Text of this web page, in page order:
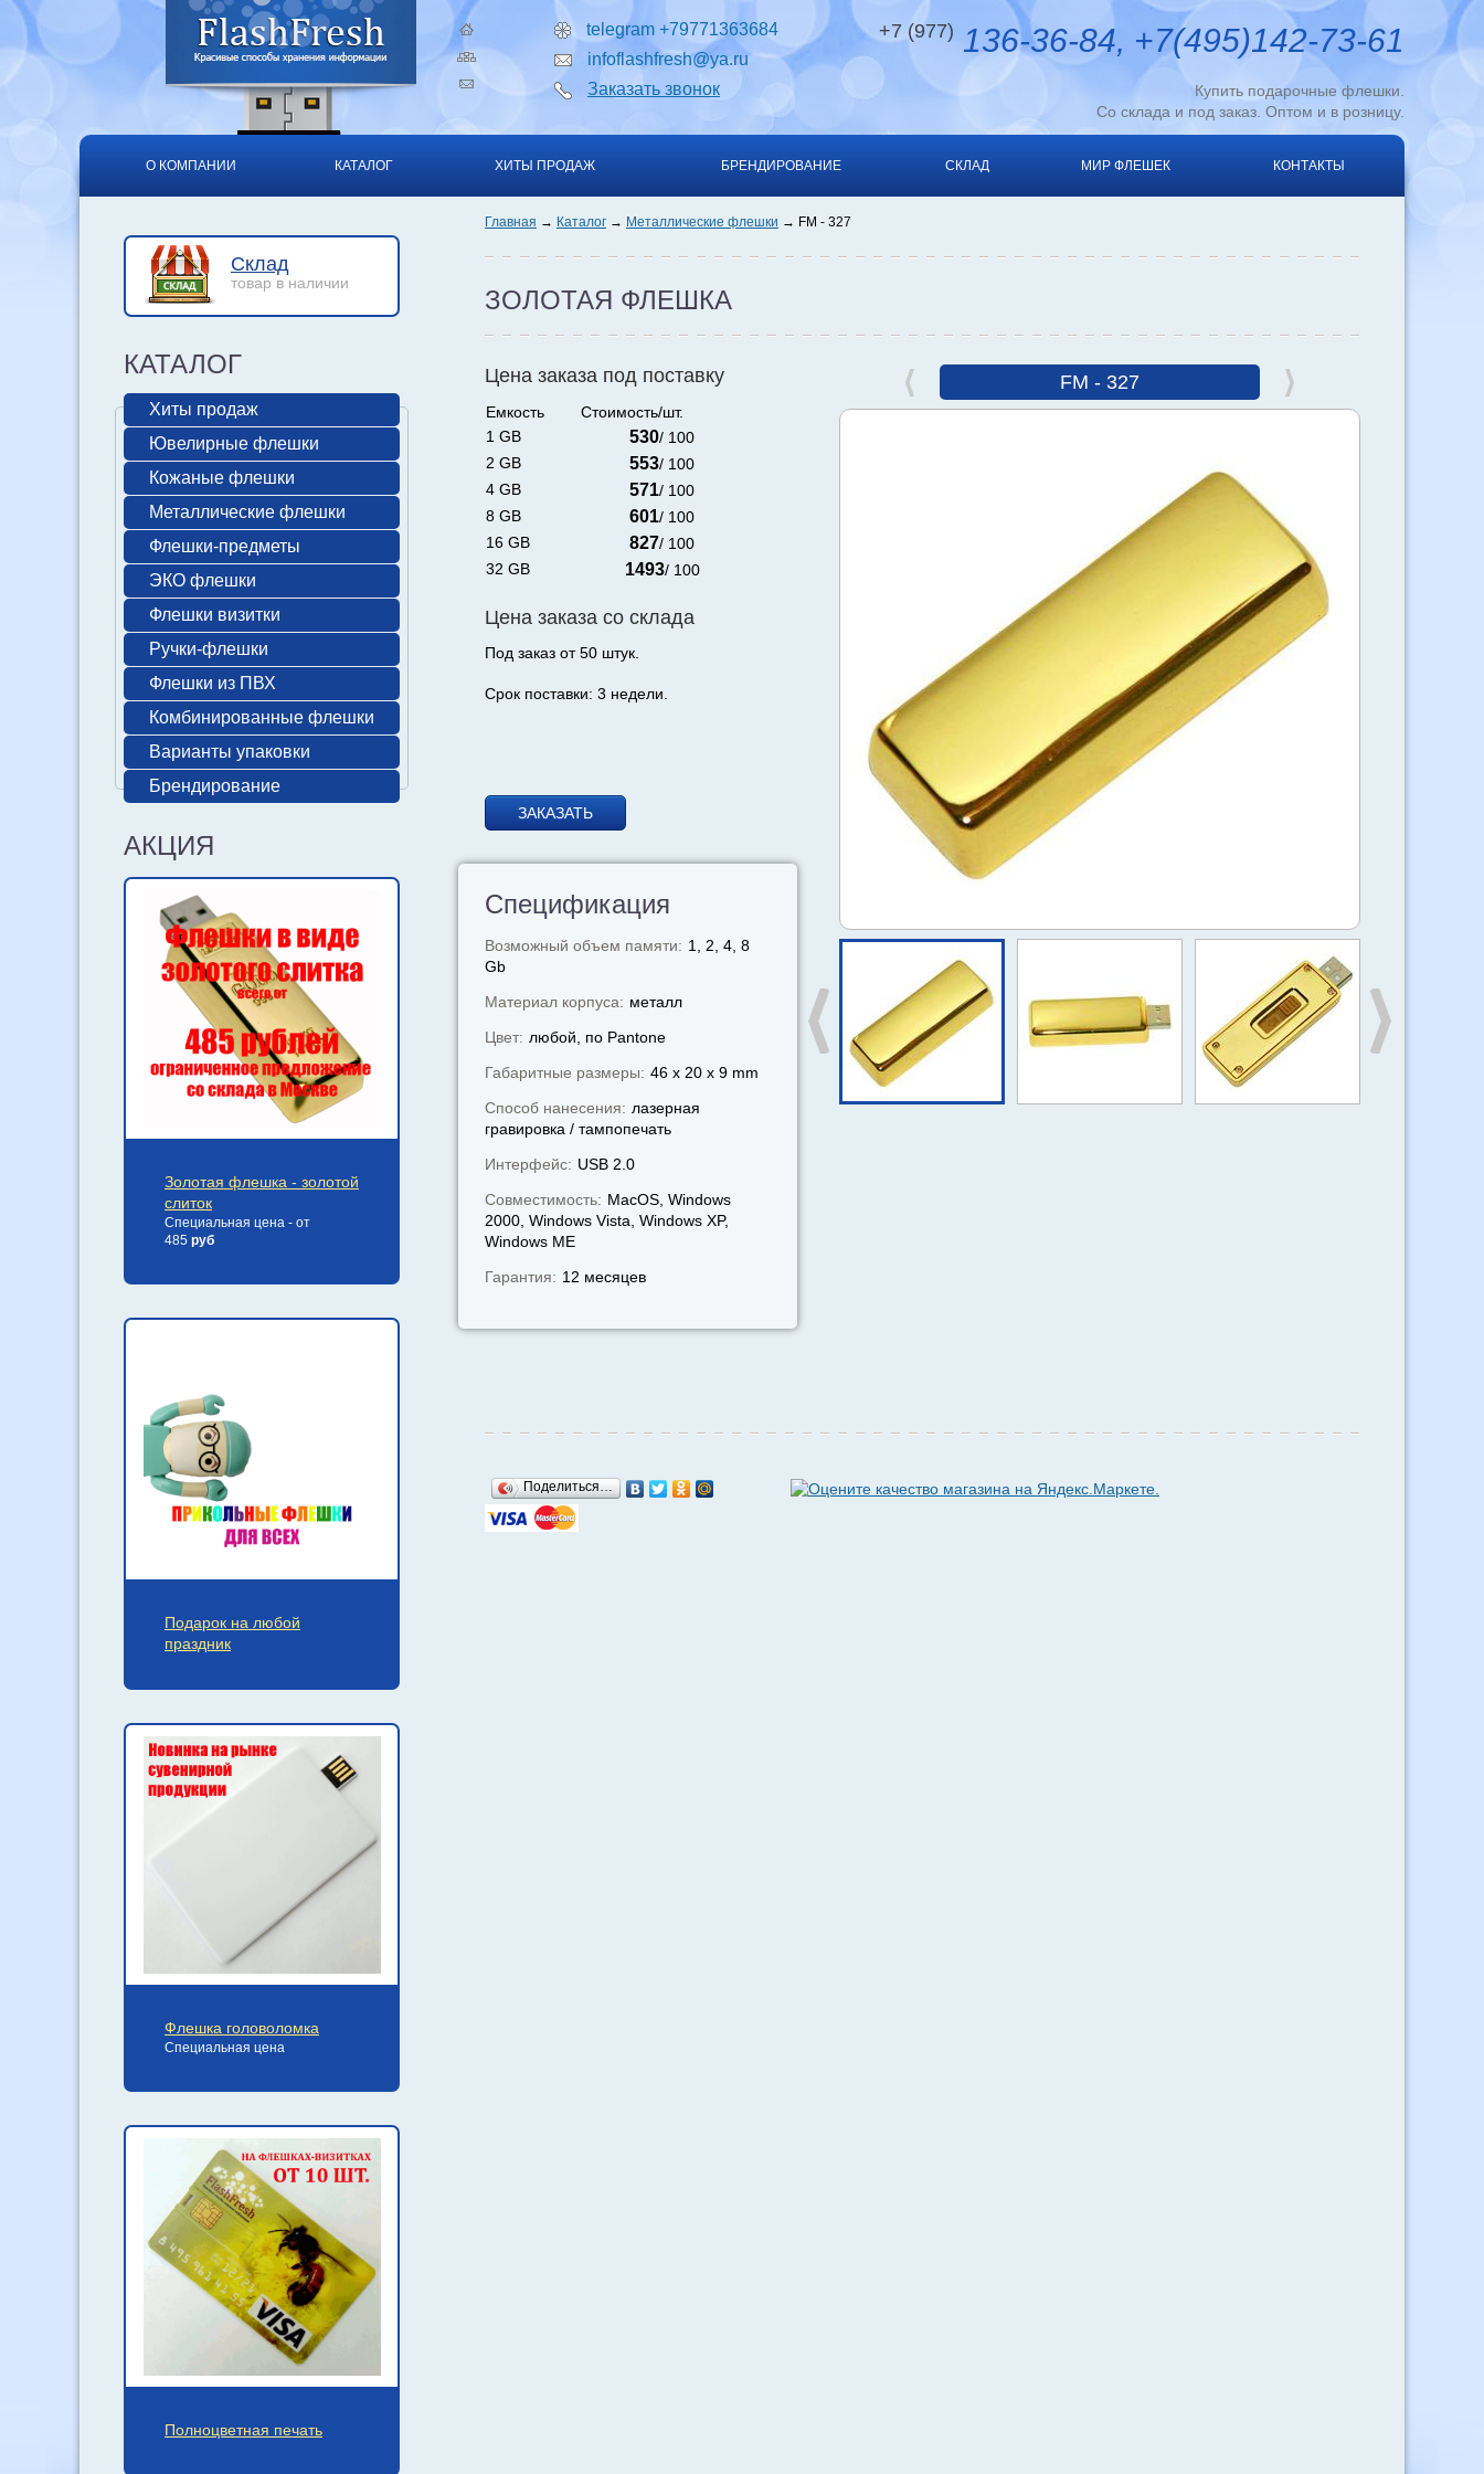
telegram +79771363684
infoflashfresh@ya.ru
Заказать звонок
+7 (977) 136-36-84, +7(495)142-73-61
Купить подарочные флешки.
Со склада и под заказ. Оптом и в розницу.
О КОМПАНИИ КАТАЛОГ ХИТЫ ПРОДАЖ БРЕНДИРОВАНИЕ СКЛАД МИР ФЛЕШЕК КОНТАКТЫ
Главная Каталог Металлические флешки FM - 327
ЗОЛОТАЯ ФЛЕШКА
FM - 327
Цена заказа под поставку
Емкость
Стоимость/шт.
1 GB
530/ 100
2 GB
553/ 100
4 GB
571/ 100
8 GB
601/ 100
16 GB
827/ 100
32 GB
1493/ 100
Цена заказа со склада
Под заказ от 50 штук.
Срок поставки: 3 недели.
ЗАКАЗАТЬ
Спецификация
Возможный объем памяти: 1, 2, 4, 8
Gb
Материал корпуса: металл
Цвет: любой, по Pantone
Габаритные размеры: 46 x 20 x 9 mm
Способ нанесения: лазерная
гравировка / тампопечать
Интерфейс: USB 2.0
Совместимость: MacOS, Windows
2000, Windows Vista, Windows XP,
Windows МЕ
Гарантия: 12 месяцев
Поделиться…
Склад
товар в наличии
КАТАЛОГ
Хиты продаж
Ювелирные флешки
Кожаные флешки
Металлические флешки
Флешки-предметы
ЭКО флешки
Флешки визитки
Ручки-флешки
Флешки из ПВХ
Комбинированные флешки
Варианты упаковки
Брендирование
АКЦИЯ
Золотая флешка - золотой
слиток
Специальная цена - от
485 руб
Подарок на любой
праздник
Флешка головоломка
Специальная цена
Полноцветная печать